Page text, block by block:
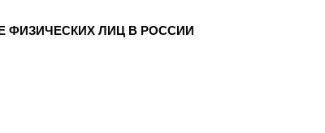
ФИЗИЧЕСКИХ ЛИЦ В РОССИИ